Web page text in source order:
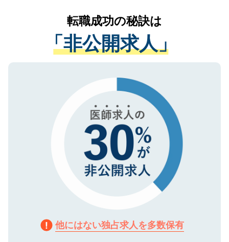
は、個人情報の取り扱いについての厳密な
管理基準を満たした事業者のみに付与され
る、プライバシーマークを取得済みです。
で、機密保持に関してもご安心ください。
かがいして、現在の医療機関の状況や紹介
経験をまじえながら、適切なアドバイスを
させていただきます。すぐにご転職をされ
ない方には、長期的なサポートが可能です
ので、まずはご登録ください。
転職成功の秘訣は
「非公開求人」
他にはない独占求人を多数保有